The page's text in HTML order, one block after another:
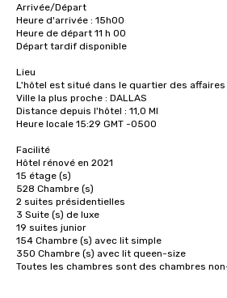
Arrivée/Départ
Heure d'arrivée : 15h00
Heure de départ 11 h 00
Départ tardif disponible
Lieu
L'hôtel est situé dans le quartier des affaires
Ville la plus proche : DALLAS
Distance depuis l'hôtel : 11,0 MI
Heure locale 15:29 GMT -0500
Facilité
Hôtel rénové en 2021
15 étage (s)
528 Chambre (s)
2 suites présidentielles
3 Suite (s) de luxe
19 suites junior
154 Chambre (s) avec lit simple
350 Chambre (s) avec lit queen-size
Toutes les chambres sont des chambres